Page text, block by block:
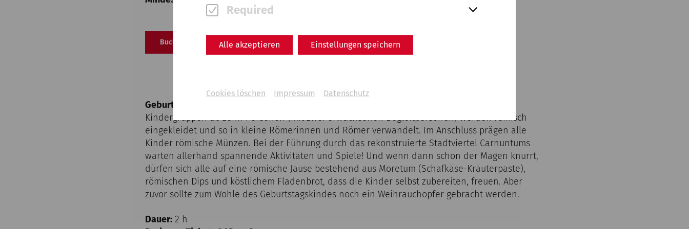
Required
Alle akzeptieren Einstellungen speichern
Cookies löschen Impressum Datenschutz
Buchungsformular
Geburtstag für Kinder
Kindergruppen ab zehn Personen (mit zwei erwachsenen Begleitpersonen) werden römisch
eingekleidet und so in kleine Römerinnen und Römer verwandelt. Im Anschluss prägen alle
Kinder römische Münzen. Bei der Führung durch das rekonstruierte Stadtviertel Carnuntums
warten allerhand spannende Aktivitäten und Spiele! Und wenn dann schon der Magen knurrt,
dürfen sich alle auf eine römische Jause bestehend aus Moretum (Schafkäse-Kräuterpaste),
römischen Dips und köstlichem Fladenbrot, dass die Kinder selbst zubereiten, freuen. Aber
zuvor sollte zum Wohle des Geburtstagskindes noch ein Weihrauchopfer gebracht werden.
Dauer:2 h